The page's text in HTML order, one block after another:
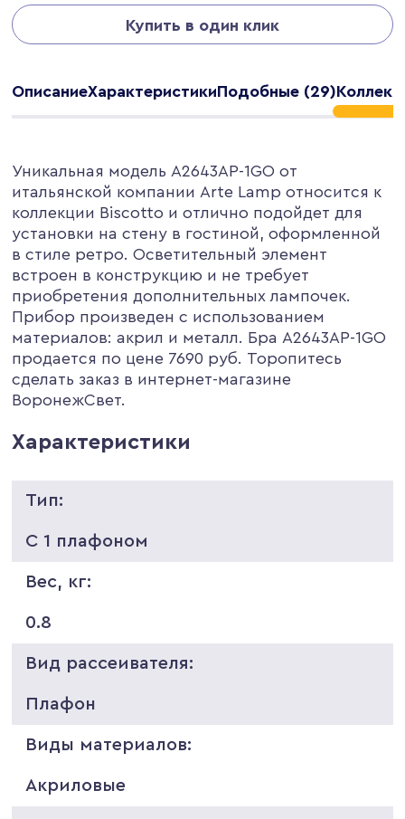
Купить в один клик
ОписаниеХарактеристикиПодобные (29)
Уникальная модель A2643AP-1GO от
итальянской компании Arte Lamp относится к
коллекции Biscotto и отлично подойдет для
установки на стену в гостиной, оформленной
в стиле ретро. Осветительный элемент
встроен в конструкцию и не требует
приобретения дополнительных лампочек.
Прибор произведен с использованием
материалов: акрил и металл. Бра A2643AP-1GO
продается по цене 7690 руб. Торопитесь
сделать заказ в интернет-магазине
ВоронежСвет.
Характеристики
Тип:
С 1 плафоном
Вес, кг:
0.8
Вид рассеивателя:
Плафон
Виды материалов:
Акриловые